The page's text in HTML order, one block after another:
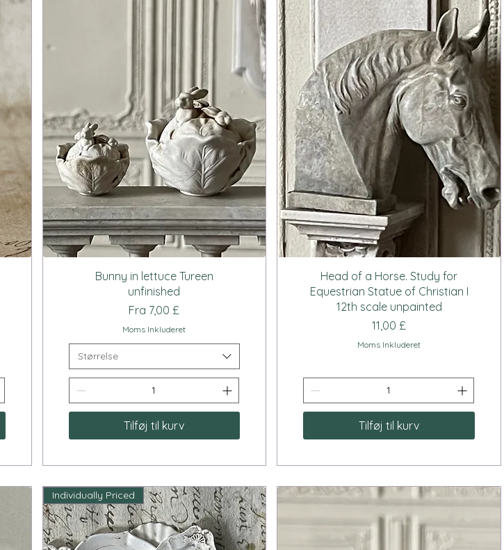
Hurtigvisning
Bunny in lettuce Tureen
unfinished
Fra 7,00 £
Salgspris
Moms Inkluderet
Størrelse
Tilføj til kurv
Hurtigvisning
Head of a Horse. Study for
Equestrian Statue of Christian I
12th scale unpainted
Pris
11,00 £
Moms Inkluderet
Tilføj til kurv
Individually Priced